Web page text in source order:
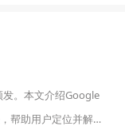
。本文介绍Google
帮助用户定位并解决